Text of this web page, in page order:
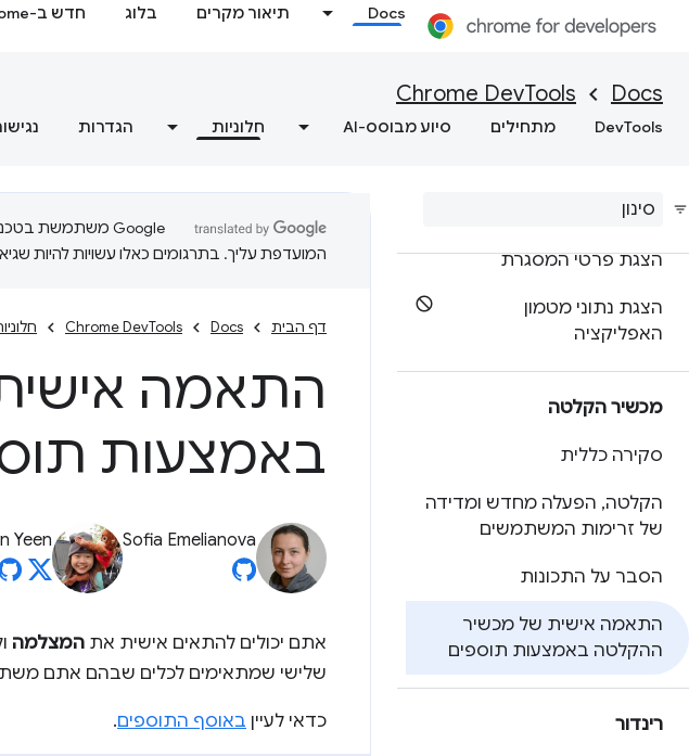
Docs תיאור מקרים בלוג חדש ב-Chrome
Docs
Chrome DevTools
DevTools מתחילים סיוע מבוסס-AI חלוניות הגדרות
בדיקת השמירה במטמון לדף
כללי ספקולציות לניפוי באגים
שירותי רקע לניפוי באגים
הצגת פרטי המסגרת
הצגת נתוני מטמון
האפליקציה
מכשיר הקלטה
סקירה כללית
הקלטה, הפעלה מחדש ומדידה
של זרימות המשתמשים
הסבר על התכונות
התאמה אישית של מכשיר
ההקלטה באמצעות תוספים
רינדור
המועדפת עליך. בתרגומים כאלו עשויות להיות
דף הבית Docs
Chrome DevTools
התאמה
באמצעות
Sofia Emelianova
Yeen
אתם יכולים להתאים אישית את המצלמה
שלישי שמתאימים לכלים שבהם אתם
כדאי לעיין באוסף התוספים.